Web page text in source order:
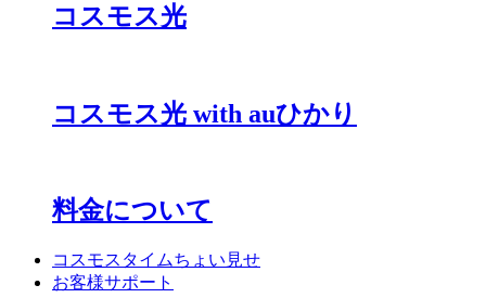
コスモス光
コスモス光 with auひかり
料金について
コスモスタイムちょい見せ
お客様サポート